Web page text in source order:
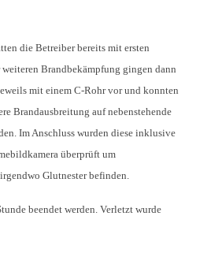
die Betreiber bereits mit ersten
Brandbekämpfung gingen dann
mit einem C-Rohr vor und konnten
Brandausbreitung auf nebenstehende
Im Anschluss wurden diese inklusive
überprüft um
Glutnester befinden.
beendet werden. Verletzt wurde